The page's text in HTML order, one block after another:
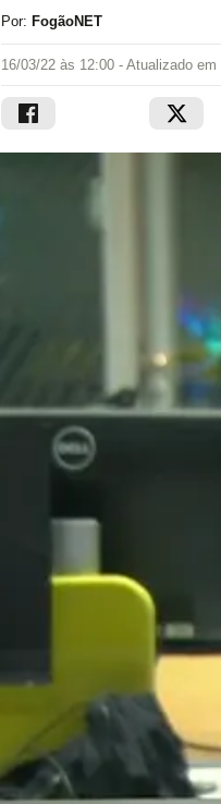
Por: FogãoNET
16/03/22 às 12:00 - Atualizado em